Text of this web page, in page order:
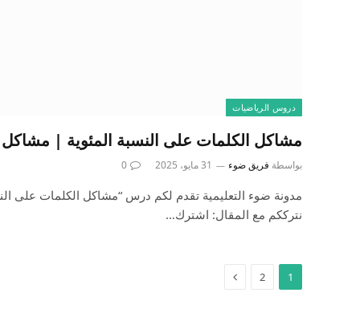
دروس الرياضيات
مشاكل الكلمات على النسبة المئوية |
بواسطة فريق ضوء 31 مايو، 2025 0
مدونة ضوء التعليمية تقدم لكم درس “مشاكل الكلمات على
نترككم مع المقال: اشترك…
1
2